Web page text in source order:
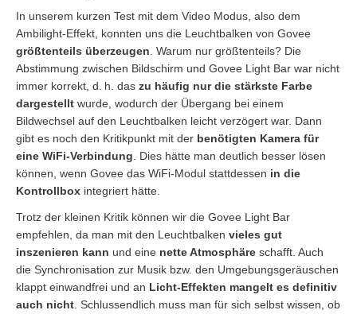
In unserem kurzen Test mit dem Video Modus, also dem
Ambilight-Effekt, konnten uns die Leuchtbalken von Govee
größtenteils überzeugen . Warum nur größtenteils? Die
Abstimmung zwischen Bildschirm und Govee Light Bar war nicht
immer korrekt, d. h. das zu häufig nur die stärkste Farbe
dargestellt wurde, wodurch der Übergang bei einem
Bildwechsel auf den Leuchtbalken leicht verzögert war. Dann
gibt es noch den Kritikpunkt mit der benötigten Kamera für
eine WiFi-Verbindung . Dies hätte man deutlich besser lösen
können, wenn Govee das WiFi-Modul stattdessen in die
Kontrollbox integriert hätte.
Trotz der kleinen Kritik können wir die Govee Light Bar
empfehlen, da man mit den Leuchtbalken vieles gut
inszenieren kann und eine nette Atmosphäre schafft. Auch
die Synchronisation zur Musik bzw. den Umgebungsgeräuschen
klappt einwandfrei und an Licht-Effekten mangelt es definitiv
auch nicht . Schlussendlich muss man für sich selbst wissen, ob